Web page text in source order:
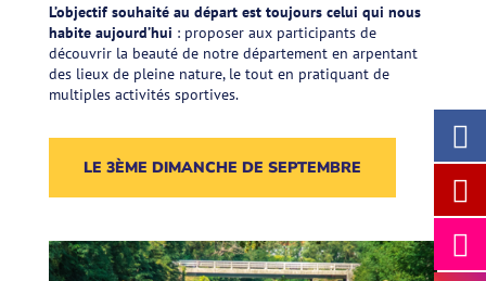
L’objectif souhaité au départ est toujours celui qui nous
habite aujourd’hui : proposer aux participants de
découvrir la beauté de notre département en arpentant
des lieux de pleine nature, le tout en pratiquant de
multiples activités sportives.
LE 3ÈME DIMANCHE DE SEPTEMBRE